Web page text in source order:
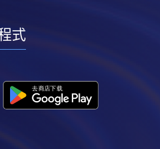
instagram
式